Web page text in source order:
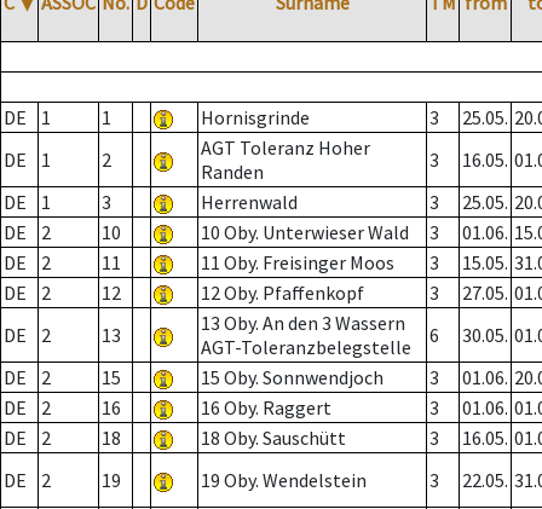
DE 1 1 Hornisgrinde 3 25.05.
DE
1 2
AGT Toleranz Hoher
Randen
3 16.05.
DE
1 3 Herrenwald 3 25.05.
DE
2 10 10 Oby. Unterwieser Wald 3 01.06.
DE
2 11 11 Oby. Freisinger Moos 3 15.05.
DE
2 12 12 Oby. Pfaffenkopf 3 27.05.
DE
2 13
13 Oby. An den 3 Wassern
AGT-Toleranzbelegstelle
6 30.05.
DE
2 15 15 Oby. Sonnwendjoch 3 01.06.
DE
2 16 16 Oby. Raggert 3 01.06.
DE
2 18 18 Oby. Sauschütt 3 16.05.
DE
2 19 19 Oby. Wendelstein 3 22.05.